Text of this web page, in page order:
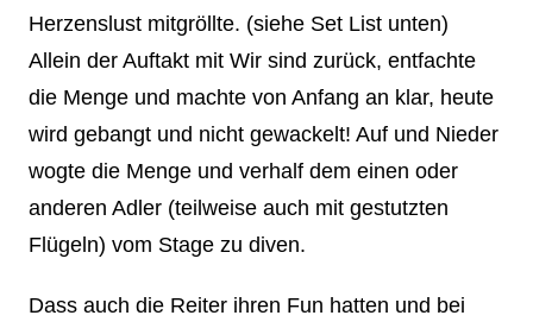
Herzenslust mitgröllte. (siehe Set List unten)
Allein der Auftakt mit Wir sind zurück, entfachte
die Menge und machte von Anfang an klar, heute
wird gebangt und nicht gewackelt! Auf und Nieder
wogte die Menge und verhalf dem einen oder
anderen Adler (teilweise auch mit gestutzten
Flügeln) vom Stage zu diven.
Dass auch die Reiter ihren Fun hatten und bei